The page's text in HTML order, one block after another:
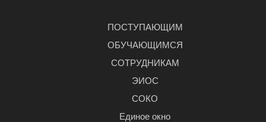
ПОСТУПАЮЩИМ
ОБУЧАЮЩИМСЯ
СОТРУДНИКАМ
ЭИОС
СОКО
Единое окно